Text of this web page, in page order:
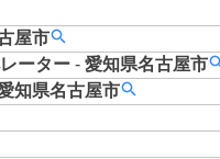
屋市
ーター - 愛知県名古屋市
知県名古屋市